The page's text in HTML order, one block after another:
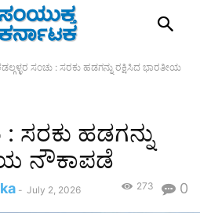
ಸಂಚು : ಸರಕು ಹಡಗನ್ನು ರಕ್ಷಿಸಿದ ಭಾರತೀಯ
: ಸರಕು ಹಡಗನ್ನು
ನೌಕಾಪಡೆ
- July 2, 2026 0
273